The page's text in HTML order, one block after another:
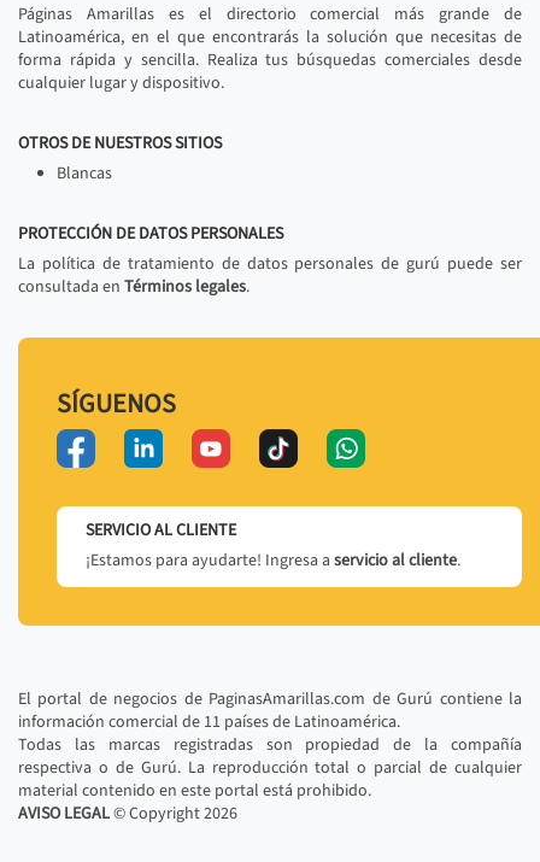
Páginas Amarillas es el directorio comercial más grande de
Latinoamérica, en el que encontrarás la solución que necesitas de
forma rápida y sencilla. Realiza tus búsquedas comerciales desde
cualquier lugar y dispositivo.
OTROS DE NUESTROS SITIOS
Blancas
PROTECCIÓN DE DATOS PERSONALES
La política de tratamiento de datos personales de gurú puede ser
consultada en Términos legales.
SÍGUENOS
SERVICIO AL CLIENTE
¡Estamos para ayudarte! Ingresa a servicio al cliente.
El portal de negocios de PaginasAmarillas.com de Gurú contiene la
información comercial de 11 países de Latinoamérica.
Todas las marcas registradas son propiedad de la compañía
respectiva o de Gurú. La reproducción total o parcial de cualquier
material contenido en este portal está prohibido.
AVISO LEGAL© Copyright2026